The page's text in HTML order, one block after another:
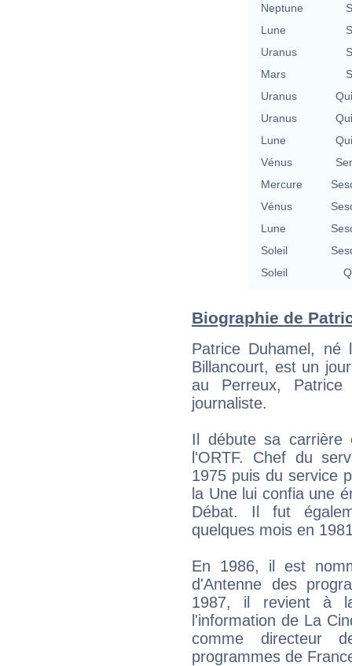
Neptune
Lune
Uranus
Mars
Uranus
Uranus
Lune
Vénus
Mercure
Vénus
Lune
Soleil
Soleil
Biographie de
Patrice Duhamel, né
Billancourt, est un
au Perreux,
journaliste.
Il débute sa carrière
l'ORTF. Chef du
1975 puis du service
la Une lui confia une
Débat. Il fut
quelques mois en
En 1986, il est
d'Antenne des
1987, il revient à
l'information de La
comme directeur
programmes de